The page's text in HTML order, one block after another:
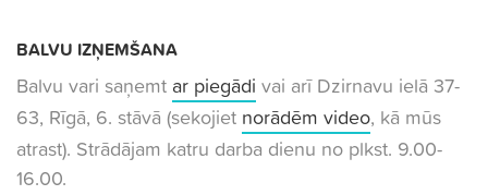
BALVU IZŅEMŠANA
Balvu vari saņemt ar piegādi vai arī Dzirnavu ielā 37-
63, Rīgā, 6. stāvā (sekojiet norādēm video, kā mūs
atrast). Strādājam katru darba dienu no plkst. 9.00-
16.00.